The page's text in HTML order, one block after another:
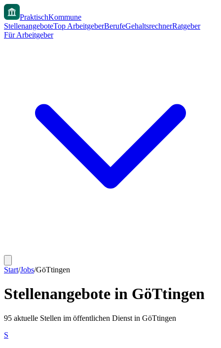
PraktischKommune
StellenangeboteTop ArbeitgeberBerufeGehaltsrechnerRatgeber
Für Arbeitgeber
Start/Jobs/GöTtingen
Stellenangebote in GöTtingen
95 aktuelle Stellen im öffentlichen Dienst in GöTtingen
S